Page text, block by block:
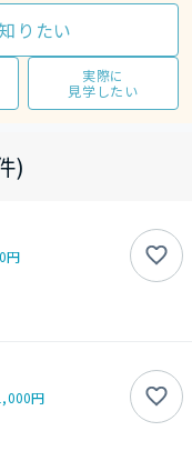
りたい
実際に
見学したい
)
円
円